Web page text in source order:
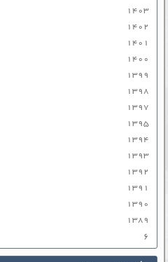
۱۴۰۳
۱۴۰۲
۱۴۰۱
۱۴۰۰
۱۳۹۹
۱۳۹۸
۱۳۹۷
۱۳۹۵
۱۳۹۴
۱۳۹۳
۱۳۹۲
۱۳۹۱
۱۳۹۰
۱۳۸۹
۶